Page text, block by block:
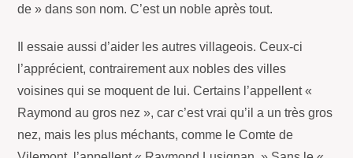
de » dans son nom. C’est un noble après tout.
Il essaie aussi d’aider les autres villageois. Ceux-ci
l’apprécient, contrairement aux nobles des villes
voisines qui se moquent de lui. Certains l’appellent «
Raymond au gros nez », car c’est vrai qu’il a un très gros
nez, mais les plus méchants, comme le Comte de